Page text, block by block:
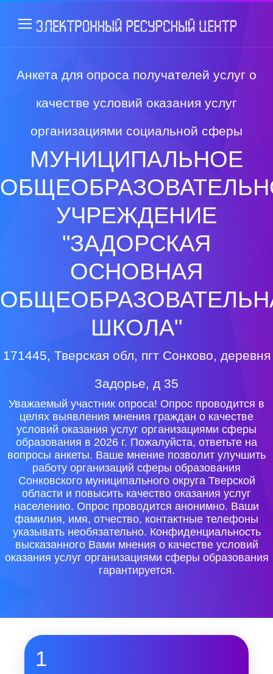
Анкета для опроса получателей услуг о
качестве условий оказания услуг
организациями социальной сферы
МУНИЦИПАЛЬНОЕ
УЧРЕЖДЕНИЕ
"ЗАДОРСКАЯ
ОСНОВНАЯ
ШКОЛА"
171445, Тверская обл, пгт Сонково, деревня
Задорье, д 35
Уважаемый участник опроса! Опрос проводится в
целях выявления мнения граждан о качестве
условий оказания услуг организациями сферы
образования в 2026 г. Пожалуйста, ответьте на
вопросы анкеты. Ваше мнение позволит улучшить
работу организаций сферы образования
Сонковского муниципального округа Тверской
области и повысить качество оказания услуг
населению. Опрос проводится анонимно. Ваши
фамилия, имя, отчество, контактные телефоны
указывать необязательно. Конфиденциальность
высказанного Вами мнения о качестве условий
оказания услуг организациями сферы образования
гарантируется.
1